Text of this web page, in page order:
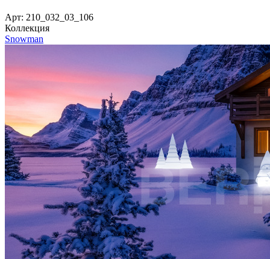
Арт: 210_032_03_106
Коллекция
Snowman